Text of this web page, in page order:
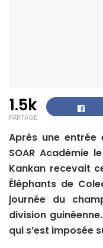
1.5k
PARTAGE
Après une
SOAR Académie
Kankan recevait
Éléphants de
journée du
division
qui s’est imposée